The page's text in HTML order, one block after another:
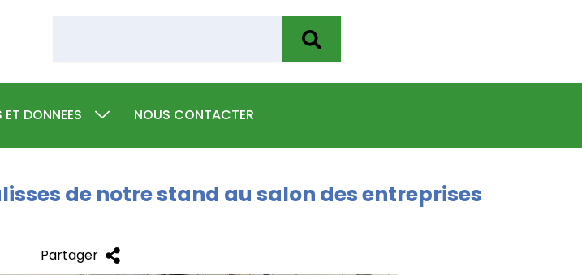
DONNEES NOUS CONTACTER
de notre stand au salon des entreprises
Partager